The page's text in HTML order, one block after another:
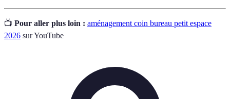
📺 Pour aller plus loin : aménagement coin bureau petit espace
2026 sur YouTube